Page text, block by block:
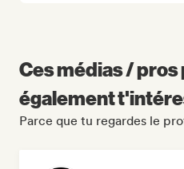
Ces médias /
également
Parce que tu regardes le